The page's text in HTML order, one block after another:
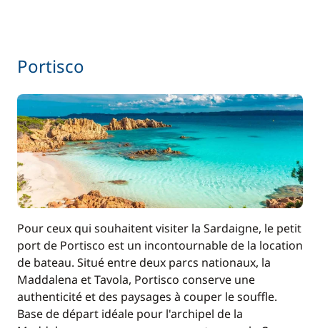
Portisco
Pour ceux qui souhaitent visiter la Sardaigne, le petit
port de Portisco est un incontournable de la location
de bateau. Situé entre deux parcs nationaux, la
Maddalena et Tavola, Portisco conserve une
authenticité et des paysages à couper le souffle.
Base de départ idéale pour l'archipel de la